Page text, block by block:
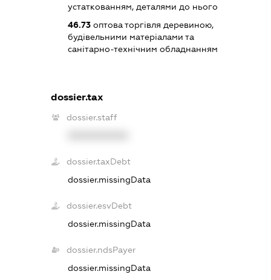
устаткованням, деталями до нього
46.73оптова торгівля деревиною,
будівельними матеріалами та
санітарно-технічним обладнанням
dossier.tax
dossier.staff
dossier.taxDebt
dossier.missingData
dossier.esvDebt
dossier.missingData
dossier.ndsPayer
dossier.missingData